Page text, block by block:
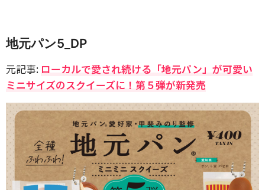
地元パン5_DP
元記事: ローカルで愛され続ける「地元パン」が可愛い
ミニサイズのスクイーズに！第５弾が新発売